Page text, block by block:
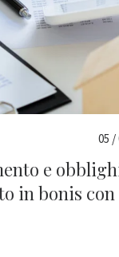
05 /
e
in bonis